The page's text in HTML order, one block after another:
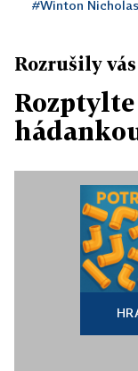
#Winton Nicholas
Rozrušily